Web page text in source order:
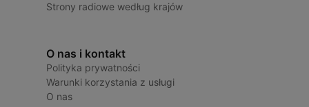
Strony radiowe według krajów
O nas i kontakt
Polityka prywatności
Warunki korzystania z usługi
O nas